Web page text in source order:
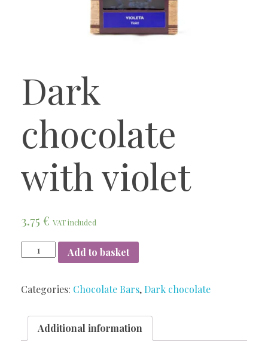
Dark
chocolate
with violet
3.75 € VAT included
Add to basket
Categories: Chocolate Bars, Dark chocolate
Additional information